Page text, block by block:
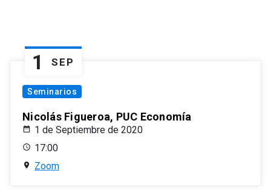
1 SEP
Seminarios
Nicolás Figueroa, PUC Economía
1 de Septiembre de 2020
17:00
Zoom